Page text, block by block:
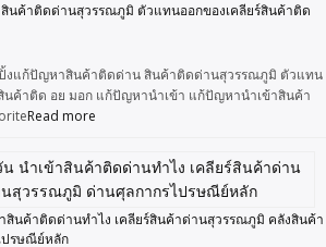
ค้าติดด่านสุวรรณภูมิ ตัวแทนออกของเคลียร์สินค้าติด
งแก้ปัญหาสินค้าติดด่าน สินค้าติดด่านสุวรรณภูมิ ตัวแทน
นค้าติด อย มอก แก้ปัญหานำเข้า แก้ปัญหานำเข้าสินค้า
Read more
สินค้าติดด่านทำไง เคลียร์สินค้าด่านสุวรรณภูมิ คลังสินค้า
รษณีย์หลัก